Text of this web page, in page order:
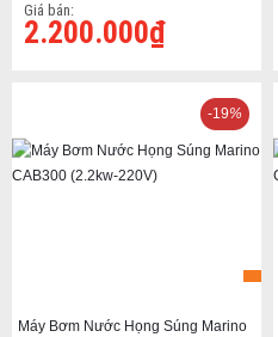
Giá bán:
2.200.000₫
Máy Bơm Nước Họng Súng Marino
-19%